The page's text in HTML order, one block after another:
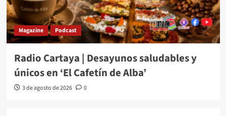
Magazine Podcast
Radio Cartaya | Desayunos saludables y
únicos en ‘El Cafetín de Alba’
3 de agosto de 2026 0